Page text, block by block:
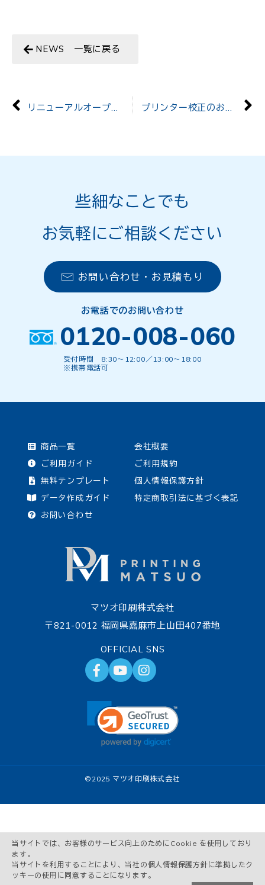
NEWS 一覧に戻る
リニューアルオープンいたしました プリンター校正のお届け方法を変更いたします
些細なことでも
お気軽にご相談ください
お問い合わせ・お見積もり
お電話でのお問い合わせ
0120-008-060
受付時間 8:30〜12:00／13:00〜18:00
※携帯電話可
マツオ印刷株式会社
〒821-0012 福岡県嘉麻市上山田407番地
OFFICIAL SNS
商品一覧
ご利用ガイド
無料テンプレート
データ作成ガイド
お問い合わせ
会社概要
ご利用規約
個人情報保護方針
特定商取引法に基づく表記
当サイトでは、お客様のサービス向上のためにCookie を使用しており
ます。
当サイトを利用することにより、当社の個人情報保護方針に準拠したク
ッキーの使用に同意することになります。
© 2025 マツオ印刷株式会社